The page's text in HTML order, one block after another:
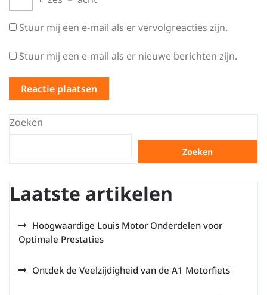
Stuur mij een e-mail als er vervolgreacties zijn.
Stuur mij een e-mail als er nieuwe berichten zijn.
Zoeken
Zoeken
Laatste artikelen
Hoogwaardige Louis Motor Onderdelen voor
Optimale Prestaties
Ontdek de Veelzijdigheid van de A1 Motorfiets